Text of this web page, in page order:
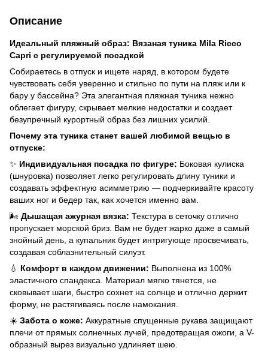
Описание
Идеальный пляжный образ: Вязаная туника Mila Ricco
Capri с регулируемой посадкой
Собираетесь в отпуск и ищете наряд, в котором будете
чувствовать себя уверенно и стильно по пути на пляж или к
бару у бассейна? Эта элегантная пляжная туника нежно
облегает фигуру, скрывает мелкие недостатки и создает
безупречный курортный образ без лишних усилий.
Почему эта туника станет вашей любимой вещью в
отпуске:
✨ Индивидуальная посадка по фигуре: Боковая кулиска
(шнуровка) позволяет легко регулировать длину туники и
создавать эффектную асимметрию — подчеркивайте красоту
ваших ног и бедер так, как хочется именно вам.
🌬️ Дышащая ажурная вязка: Текстура в сеточку отлично
пропускает морской бриз. Вам не будет жарко даже в самый
знойный день, а купальник будет интригующе просвечивать,
создавая соблазнительный силуэт.
💧 Комфорт в каждом движении: Выполнена из 100%
эластичного спандекса. Материал мягко тянется, не
сковывает шаги, быстро сохнет на солнце и отлично держит
форму, не растягиваясь после намокания.
☀️ Забота о коже: Аккуратные спущенные рукава защищают
плечи от прямых солнечных лучей, предотвращая ожоги, а V-
образный вырез визуально удлиняет шею.